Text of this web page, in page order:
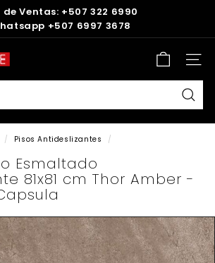
diapositivas
pausa
de Ventas: +507 322 6990
+507 6997 3678
/ Pisos Antideslizantes /
Esmaltado
81x81 cm Thor Amber -